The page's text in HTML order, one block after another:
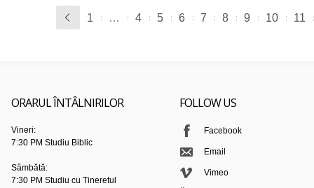
1 … 4 5 6 7 8 9 10 11
ORARUL ÎNTÂLNIRILOR
Vineri:
7:30 PM Studiu Biblic
Sâmbătă:
7:30 PM Studiu cu Tineretul
FOLLOW US
Facebook
Email
Vimeo